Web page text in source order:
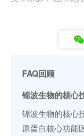
FAQ回顾
锦波生物的核心
锦波生物的核心
原蛋白核心功能